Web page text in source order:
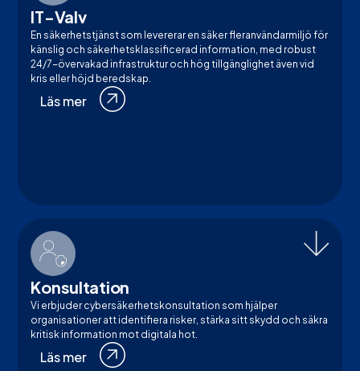
IT-Valv
En säkerhetstjänst som levererar en säker fleranvändarmiljö för
känslig och säkerhetsklassificerad information, med robust
24/7-övervakad infrastruktur och hög tillgänglighet även vid
kris eller höjd beredskap.
Läs mer
Konsultation
Vi erbjuder cybersäkerhetskonsultation som hjälper
organisationer att identifiera risker, stärka sitt skydd och säkra
kritisk information mot digitala hot.
Läs mer